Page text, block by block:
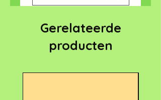
Gerelateerde
producten